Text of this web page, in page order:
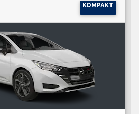
KOMPAKT